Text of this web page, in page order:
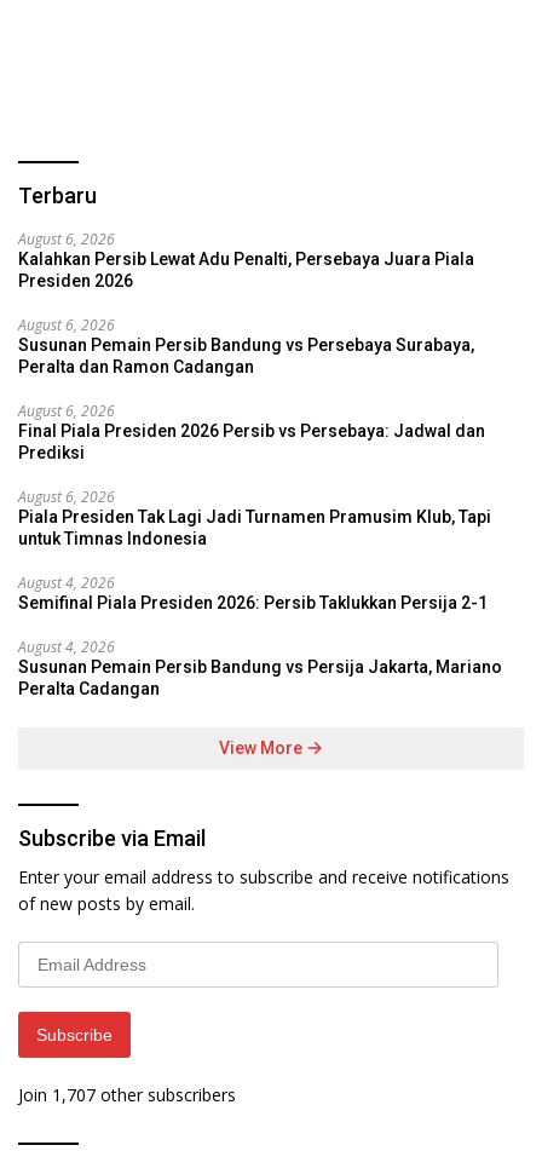
Terbaru
August 6, 2026
Kalahkan Persib Lewat Adu Penalti, Persebaya Juara Piala
Presiden 2026
August 6, 2026
Susunan Pemain Persib Bandung vs Persebaya Surabaya,
Peralta dan Ramon Cadangan
August 6, 2026
Final Piala Presiden 2026 Persib vs Persebaya: Jadwal dan
Prediksi
August 6, 2026
Piala Presiden Tak Lagi Jadi Turnamen Pramusim Klub, Tapi
untuk Timnas Indonesia
August 4, 2026
Semifinal Piala Presiden 2026: Persib Taklukkan Persija 2-1
August 4, 2026
Susunan Pemain Persib Bandung vs Persija Jakarta, Mariano
Peralta Cadangan
View More
Subscribe via Email
Enter your email address to subscribe and receive notifications
of new posts by email.
Email
Address
Subscribe
Join 1,707 other subscribers